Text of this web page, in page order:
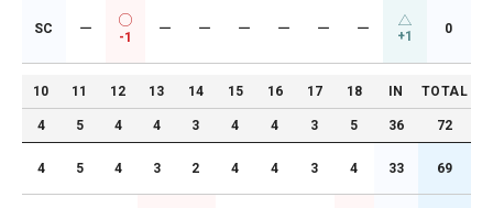
SC ー
-1
ー ー ー ー ー ー +1 0
10 11 12 13 14 15 16 17 18 IN TOTAL
4 5 4 4 3 4 4 3 5 36 72
4 5 4 3 2 4 4 3 4 33 69